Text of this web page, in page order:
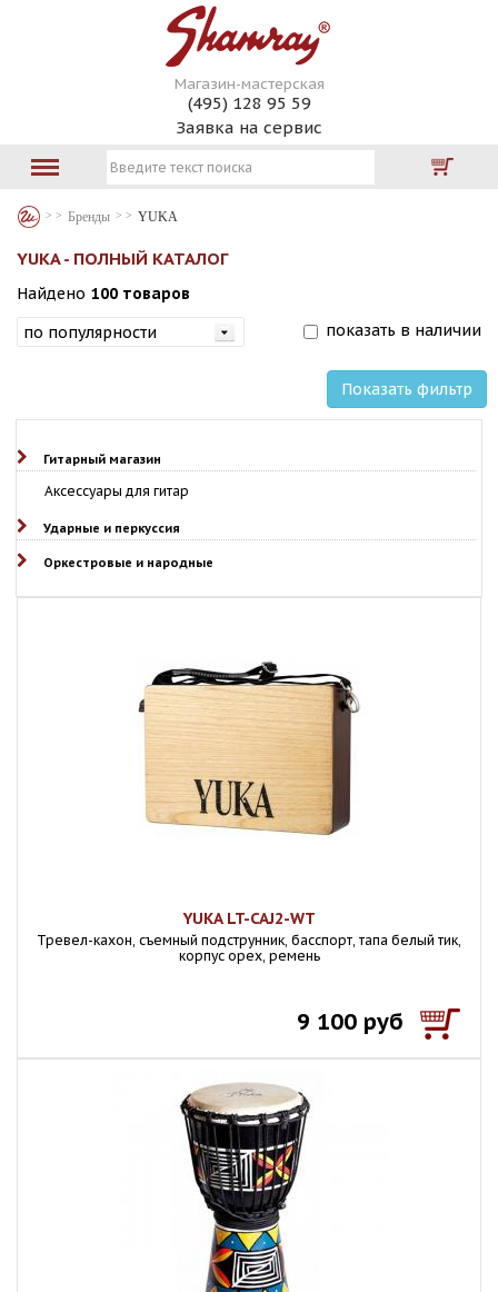
Магазин-мастерская
(495) 128 95 59
Заявка на сервис
Бренды YUKA
YUKA - ПОЛНЫЙ КАТАЛОГ
Найдено 100 товаров
показать в наличии
Показать фильтр
Гитарный магазин
Аксессуары для гитар
Ударные и перкуссия
Оркестровые и народные
YUKA LT-CAJ2-WT
Тревел-кахон, съемный подструнник, басспорт, тапа белый тик,
корпус орех, ремень
9 100 руб